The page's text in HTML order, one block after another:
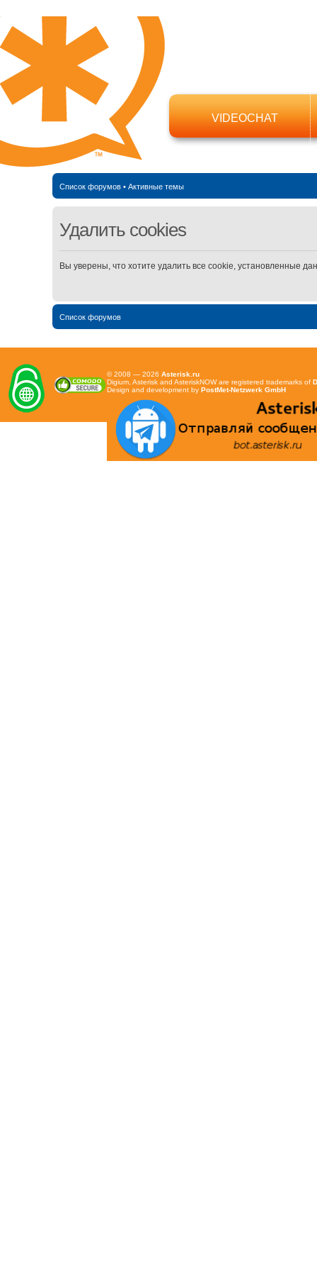
VIDEOCHAT
Список форумов• Активные темы
Удалить cookies
Вы уверены, что хотите удалить все cookie, установленные
Список форумов
© 2008 — 2026 Asterisk.ru
Digium, Asterisk and AsteriskNOW are registered trademarks of
Design and development by PostMet-Netzwerk GmbH